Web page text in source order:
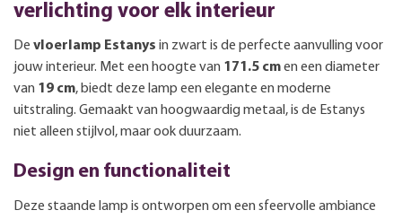
verlichting voor elk interieur
De vloerlamp Estanys in zwart is de perfecte aanvulling voor
jouw interieur. Met een hoogte van 171.5 cmen een diameter
van 19 cm, biedt deze lamp een elegante en moderne
uitstraling. Gemaakt van hoogwaardig metaal, is de Estanys
niet alleen stijlvol, maar ook duurzaam.
Design en functionaliteit
Deze staande lamp is ontworpen om een sfeervolle ambiance